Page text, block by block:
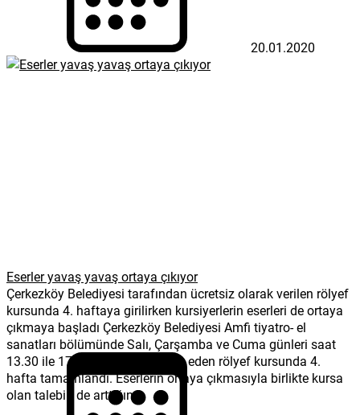
20.01.2020
Eserler yavaş yavaş ortaya çıkıyor
Çerkezköy Belediyesi tarafından ücretsiz olarak verilen rölyef
kursunda 4. haftaya girilirken kursiyerlerin eserleri de ortaya
çıkmaya başladı Çerkezköy Belediyesi Amfi tiyatro- el
sanatları bölümünde Salı, Çarşamba ve Cuma günleri saat
13.30 ile 17.30 arasında devam eden rölyef kursunda 4.
hafta tamamlandı. Eserlerin ortaya çıkmasıyla birlikte kursa
olan talebin de arttığını...